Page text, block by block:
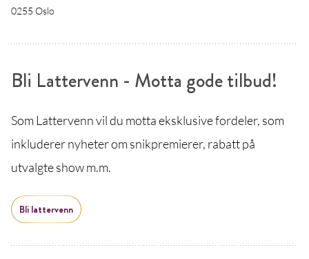
0255 Oslo
Bli Lattervenn - Motta gode tilbud!
Som Lattervenn vil du motta eksklusive fordeler, som
inkluderer nyheter om snikpremierer, rabatt på
utvalgte show m.m.
Bli lattervenn